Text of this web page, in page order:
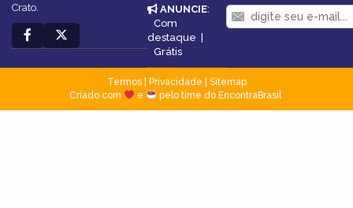
Crato.
ANUNCIE:
Com
destaque |
Grátis
Termos| Privacidade
Sitemap
Criado com
e pelo time do EncontraBrasil